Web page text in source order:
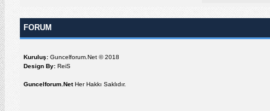
FORUM
Kuruluş: Guncelforum.Net © 2018
Design By: ReiS
Guncelforum.NetHer Hakkı Saklıdır.